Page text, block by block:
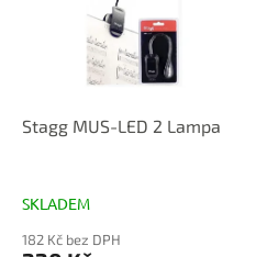
Stagg MUS-LED 2 Lampa
SKLADEM
182 Kč bez DPH